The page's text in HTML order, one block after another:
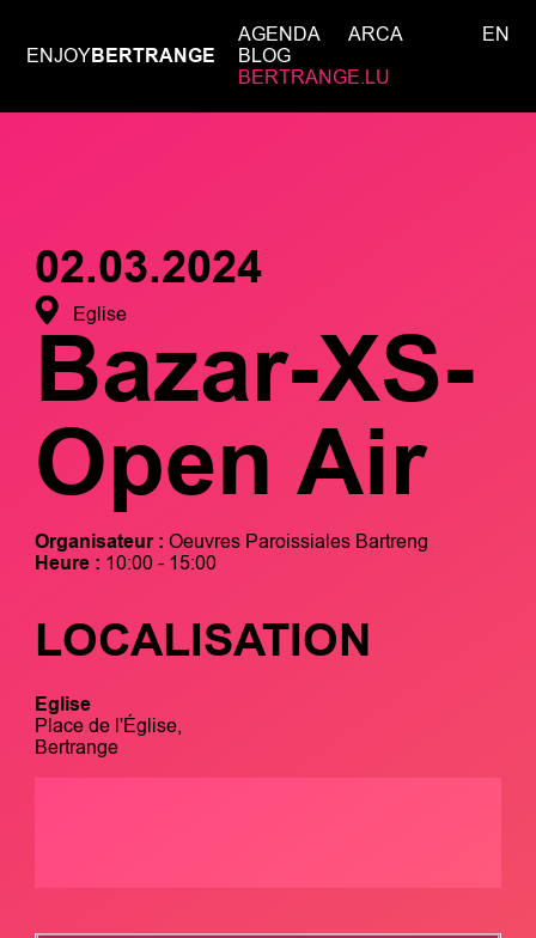
ENJOYBERTRANGE
AGENDA
ARCA
BLOG
BERTRANGE.LU
EN
02.03.2024
Eglise
Bazar-XS-
Open Air
Organisateur : Oeuvres Paroissiales Bartreng
Heure : 10:00 - 15:00
LOCALISATION
Eglise
Place de l'Église,
Bertrange